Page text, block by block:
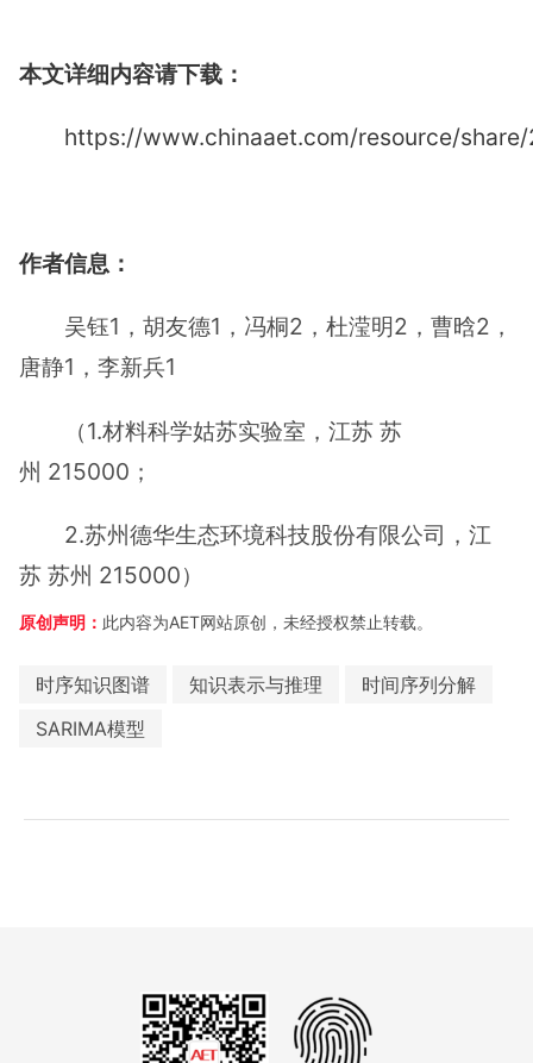
本文详细内容请下载：
https://www.chinaaet.com/resource/
作者信息：
吴钰1，胡友德1，冯桐2，杜滢明2，曹晗2，
唐静1，李新兵1
（1.材料科学姑苏实验室，江苏 苏
州 215000；
2.苏州德华生态环境科技股份有限公司，江
苏 苏州 215000）
原创声明： 此内容为AET网站原创，未经授权禁止转载。
时序知识图谱 知识表示与推理
时间序列分解
SARIMA模型